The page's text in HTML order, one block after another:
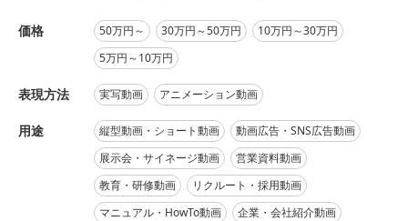
価格 50万円～ 30万円～50万円
10万円～30万円
5万円～10万円
表現方法 実写動画 アニメーション動画
用途 縦型動画・ショート動画
動画広告・SNS広告動画
展示会・サイネージ動画
営業資料動画
教育・研修動画
リクルート・採用動画
マニュアル・HowTo動画
企業・会社紹介動画